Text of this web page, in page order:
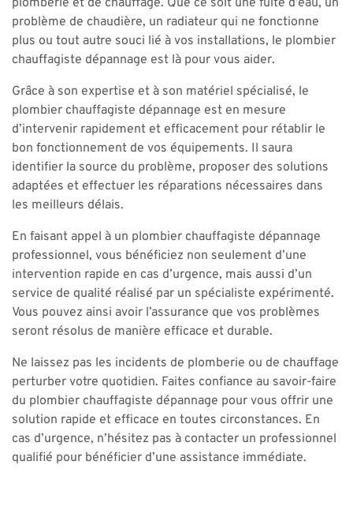
plomberie et de chauffage. Que ce soit une fuite d’eau, un
problème de chaudière, un radiateur qui ne fonctionne
plus ou tout autre souci lié à vos installations, le plombier
chauffagiste dépannage est là pour vous aider.
Grâce à son expertise et à son matériel spécialisé, le
plombier chauffagiste dépannage est en mesure
d’intervenir rapidement et efficacement pour rétablir le
bon fonctionnement de vos équipements. Il saura
identifier la source du problème, proposer des solutions
adaptées et effectuer les réparations nécessaires dans
les meilleurs délais.
En faisant appel à un plombier chauffagiste dépannage
professionnel, vous bénéficiez non seulement d’une
intervention rapide en cas d’urgence, mais aussi d’un
service de qualité réalisé par un spécialiste expérimenté.
Vous pouvez ainsi avoir l’assurance que vos problèmes
seront résolus de manière efficace et durable.
Ne laissez pas les incidents de plomberie ou de chauffage
perturber votre quotidien. Faites confiance au savoir-faire
du plombier chauffagiste dépannage pour vous offrir une
solution rapide et efficace en toutes circonstances. En
cas d’urgence, n’hésitez pas à contacter un professionnel
qualifié pour bénéficier d’une assistance immédiate.